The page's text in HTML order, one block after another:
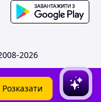
2026
Розказати